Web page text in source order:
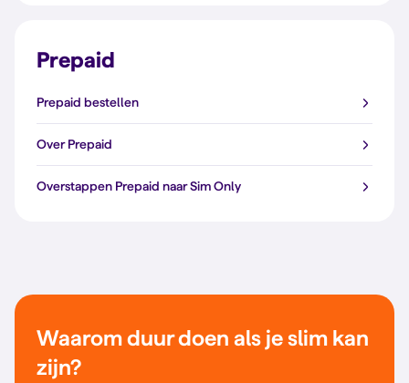
Prepaid
Prepaid bestellen
Over Prepaid
Overstappen Prepaid naar Sim Only
Waarom duur doen als je slim kan
zijn?